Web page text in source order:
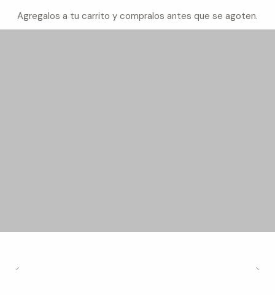
Agregalos a tu carrito y compralos antes que se agoten.